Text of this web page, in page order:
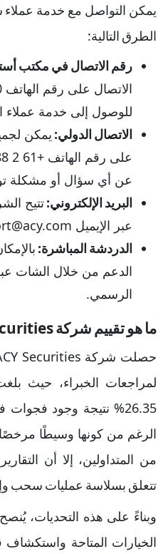
يمكن التواصل مع خدمة
الطرق التالية:
رقم الاتصال في مكتب
للوصول إلى خدمة عملاء
الاتصال الدولي: يمكن
عن أي سؤال أو مشكلة
البريد الإلكتروني:تتيح
عبر الإيميل support@acy.com.
الدردشة المباشرة:
الدعم من خلال الشات
الرسمي.
ما هو تقييم شركة ACY Securities؟
لمراجعات الخبراء، حيث
26.35% نتيجة وجود
الرغم من كونها وسيطًا
من المتداولين، إلا أن
تتعلق بسلاسة عمليات سحب
وبناءً على هذه التحديات، يُنصح
الخيارات المتاحة واستكشاف